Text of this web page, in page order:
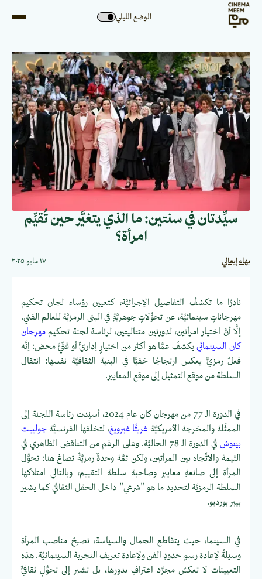
الوضع الليلي
سيِّدتان في سنتين: ما الذي يتغيَّر حين تُقيِّم
امرأة؟
بهاء إيعالي ١٧ مايو ٢٠٢٥
نادرًا ما تكشفُ التفاصيل الإجرائيَّة، كتعيين رؤساء لجان تحكيم
مهرجاناتٍ سينمائيَّة، عن تحوُّلاتٍ جوهريَّةٍ في البنى الرمزيَّة للعالم الفني.
إلَّا أنَّ اختيار امرأتين، لدورتين متتاليتين، لرئاسة لجنة تحكيم مهرجان
كان السينمائييكشفُ عمَّا هو أكثر من اختيارٍ إداريٍّ أو فنّيٍّ محض: إنَّه
فعلٌ رمزيٌّ يعكس ارتجاجًا خفيًّا في البنية الثقافيَّة نفسها: انتقال
السلطة من موقع التمثيل إلى موقع المعايير.
في الدورة الـ 77 من مهرجان كان عام 2024، أسنِدت رئاسة اللجنة إلى
الممثِّلة والمخرجة الأمريكيَّة غريتَّا غيرويغ، لتخلفها الفرنسيَّة جولييت
بينوش
في الدورة الـ 78 الحاليَّة. وعلى الرغم من التناقض الظاهري في
الثيمة والاتِّجاه بين المرأتين، ولكن ثمَّة وحدةٌ رمزيَّةٌ تصاغ هنا: تحوُّل
المرأة إلى صانعةِ معايير وصاحبة سلطة التقييم، وبالتالي امتلاكها
السلطة الرمزيَّة لتحديد ما هو "شرعي" داخل الحقل الثقافي كما يشير
بيير بورديو.
في السينما، حيث يتقاطع الجمال والسياسة، تصبحُ مناصب المرأة
وسيلةً لإعادة رسمِ حدودِ الفن ولإعادة تعريف التجربة السينمائيَّة. هذه
التعيينات لا تعكسُ مجرَّد اعترافٍ بدورها، بل تشير إلى تحوُّلٍ ثقافيٍّ